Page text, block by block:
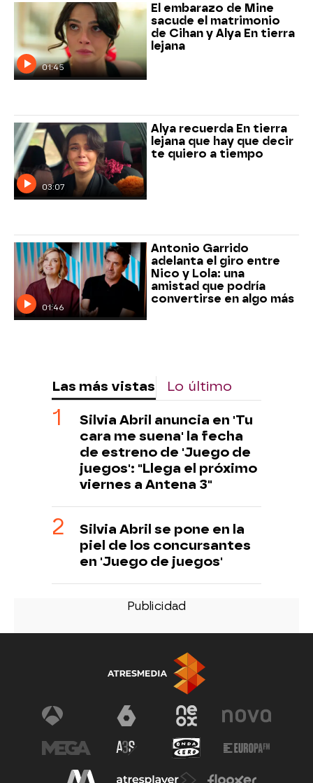
01:45
El embarazo de Mine
sacude el matrimonio
de Cihan y Alya En tierra
lejana
03:07
Alya recuerda En tierra
lejana que hay que decir
te quiero a tiempo
01:46
Antonio Garrido
adelanta el giro entre
Nico y Lola: una
amistad que podría
convertirse en algo más
Las más vistas Lo último
Silvia Abril anuncia en 'Tu
cara me suena' la fecha
de estreno de 'Juego de
juegos': "Llega el próximo
viernes a Antena 3"
Silvia Abril se pone en la
piel de los concursantes
en 'Juego de juegos'